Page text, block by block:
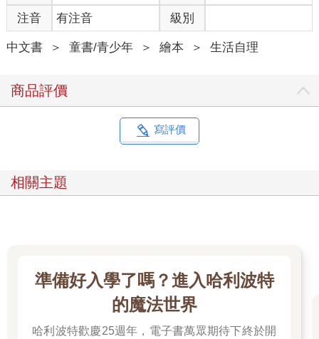
注音 有注音 級別
中文書 ＞ 童書/青少年 ＞ 繪本 ＞ 生活自理
商品評價
寫評價
相關主題
準備好入學了嗎？進入哈利波特
的魔法世界
哈利波特歡慶25週年，電子書萬眾期待下終於開